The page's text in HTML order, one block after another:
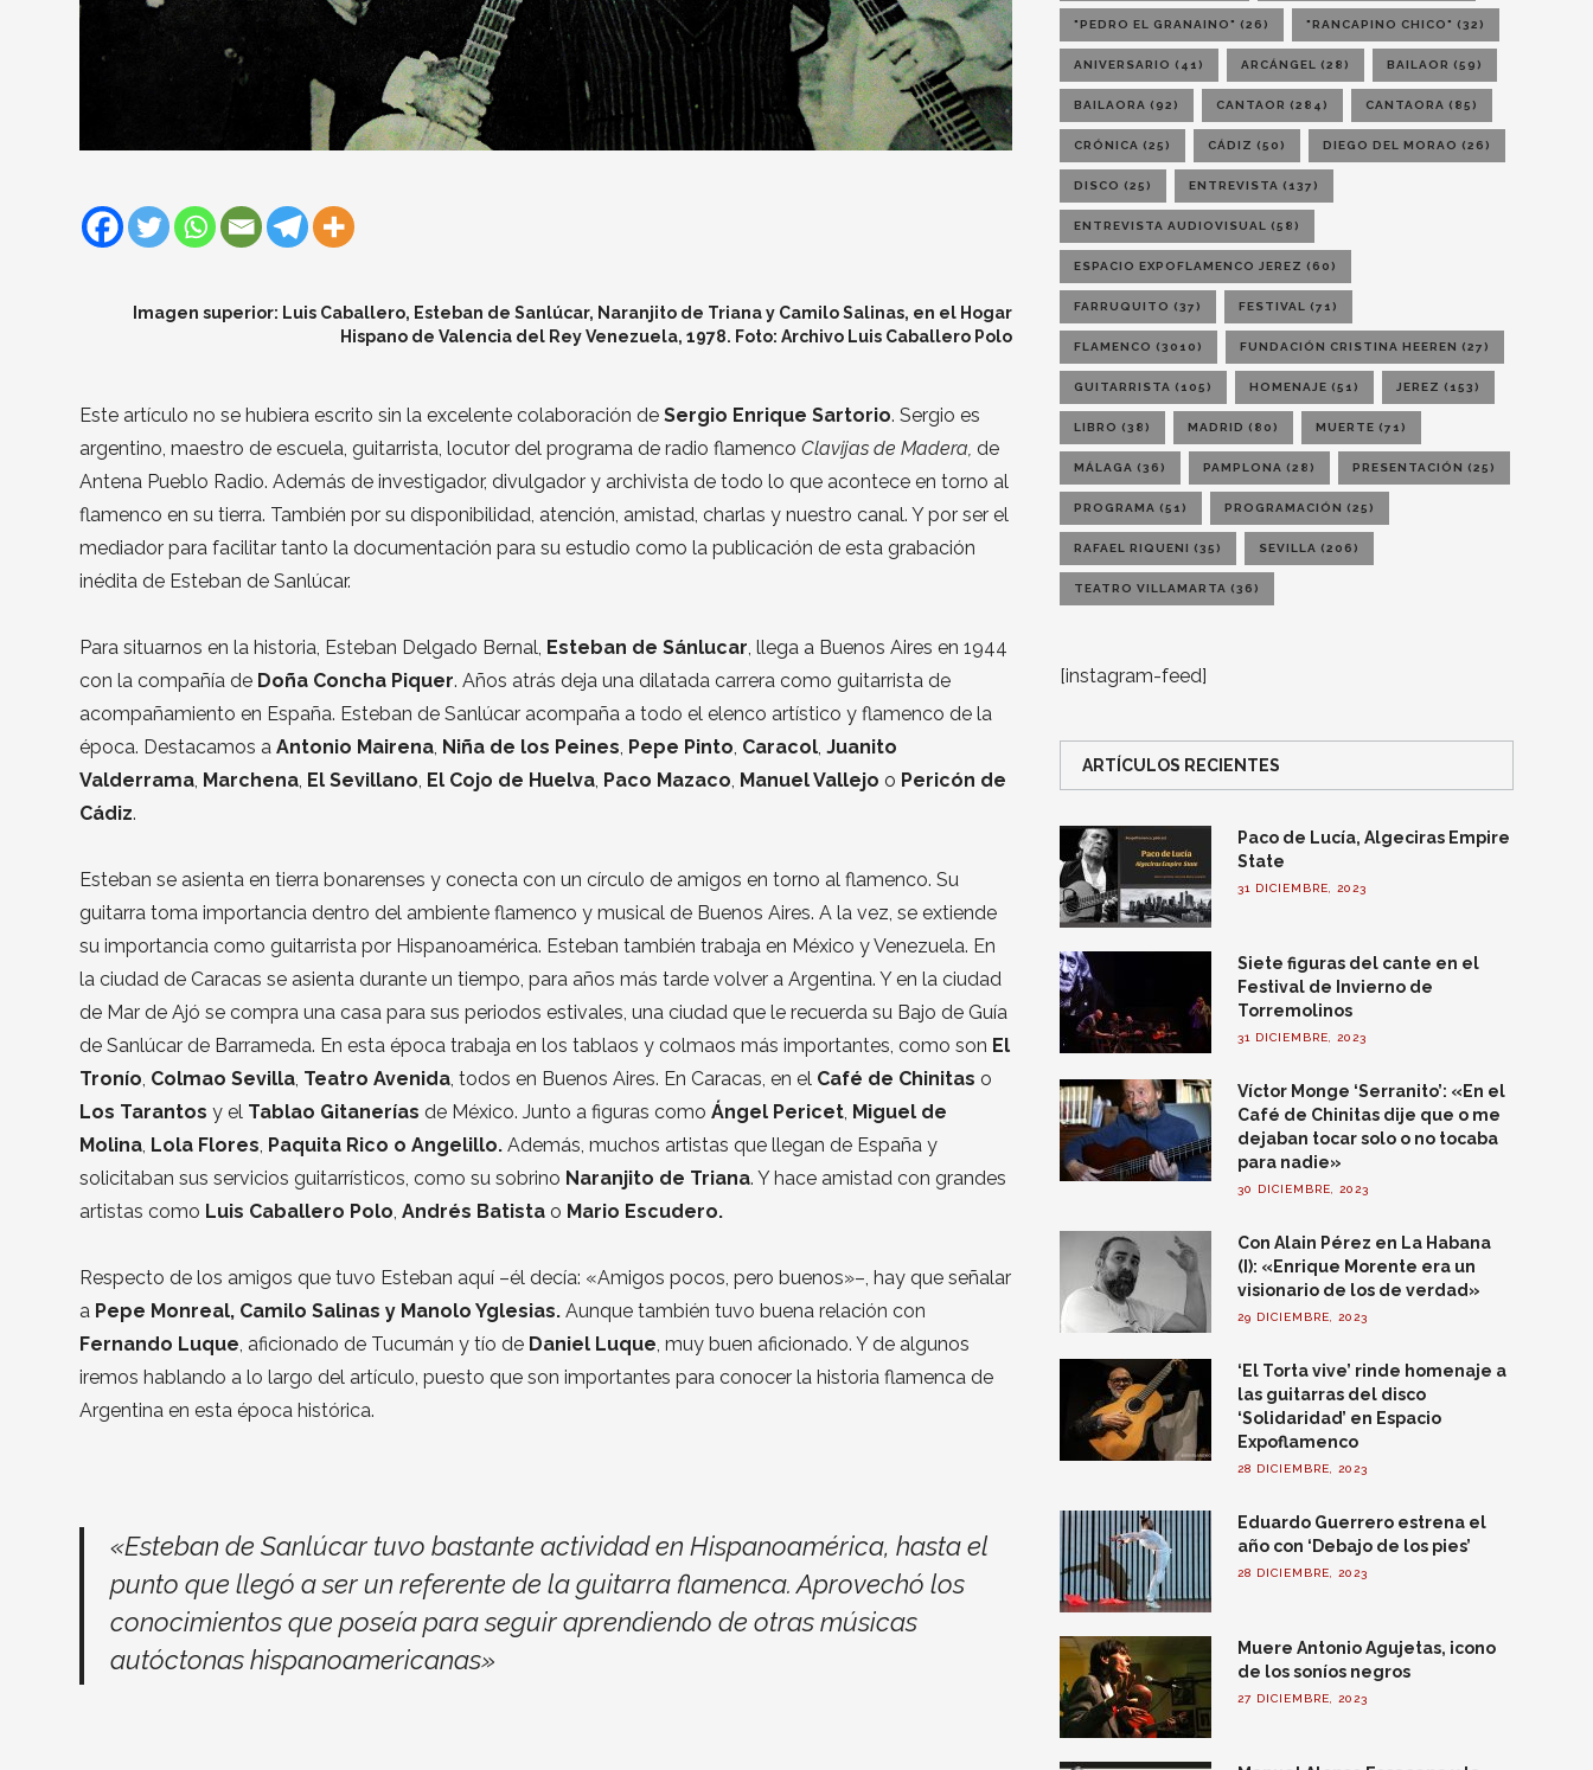
Imagen superior: Luis Caballero, Esteban de Sanlúcar, Naranjito de Triana y Camilo Salinas, en el Hogar
Hispano de Valencia del Rey Venezuela, 1978. Foto: Archivo Luis Caballero Polo
Este artículo no se hubiera escrito sin la excelente colaboración deSergio Enrique Sartorio. Sergio es
argentino, maestro de escuela, guitarrista, locutor del programa de radio flamencoClavijas de Madera,de
Antena Pueblo Radio. Además de investigador, divulgador y archivista de todo lo que acontece en torno al
flamenco en su tierra. También por su disponibilidad, atención, amistad, charlas y nuestro canal. Y por ser el
mediador para facilitar tanto la documentación para su estudio como la publicación de esta grabación
inédita de Esteban de Sanlúcar.
Para situarnos en la historia, Esteban Delgado Bernal, Esteban de Sánlucar, llega a Buenos Aires en 1944
con la compañía de Doña Concha Piquer. Años atrás deja una dilatada carrera como guitarrista de
acompañamiento en España. Esteban de Sanlúcar acompaña a todo el elenco artístico y flamenco de la
época. Destacamos aAntonio Mairena, Niña de los Peines, Pepe Pinto, Caracol,Juanito
Valderrama, Marchena, El Sevillano, El Cojo de Huelva, Paco Mazaco, Manuel Vallejo o Pericón de
Cádiz.
Esteban se asienta en tierra bonarenses y conecta con un círculo de amigos en torno al flamenco. Su
guitarra toma importancia dentro del ambiente flamenco y musical de Buenos Aires. A la vez, se extiende
su importancia como guitarrista por Hispanoamérica. Esteban también trabaja en México y Venezuela. En
la ciudad de Caracas se asienta durante un tiempo, para años más tarde volver a Argentina. Y en la ciudad
de Mar de Ajó se compra una casa para sus periodos estivales, una ciudad que le recuerda su Bajo de Guía
de Sanlúcar de Barrameda. En esta época trabaja en los tablaos y colmaos más importantes, como son El
Tronío, Colmao Sevilla, Teatro Avenida, todos en Buenos Aires. En Caracas, en el Café de Chinitas o
Los Tarantos y el Tablao Gitanerías de México. Junto a figuras comoÁngel Pericet, Miguel de
Molina, Lola Flores, Paquita Rico o Angelillo. Además, muchos artistas que llegan de España y
solicitaban sus servicios guitarrísticos, como su sobrino Naranjito de Triana. Y hace amistad con grandes
artistas como Luis Caballero Polo,Andrés Batista o Mario Escudero.
Respecto de los amigos que tuvo Esteban aquí –él decía: «Amigos pocos, pero buenos»–, hay que señalar
a Pepe Monreal, Camilo Salinas y Manolo Yglesias. Aunque también tuvo buena relación con
Fernando Luque, aficionado de Tucumán y tío de Daniel Luque, muy buen aficionado. Y de algunos
iremos hablando a lo largo del artículo, puesto que son importantes para conocer la historia flamenca de
Argentina en esta época histórica.
«Esteban de Sanlúcar tuvo bastante actividad en Hispanoamérica, hasta el
punto que llegó a ser un referente de la guitarra flamenca. Aprovechó los
conocimientos que poseía para seguir aprendiendo de otras músicas
autóctonas hispanoamericanas»
"PEDRO EL GRANAINO" (26) "RANCAPINO CHICO" (32)
ANIVERSARIO (41) ARCÁNGEL (28) BAILAOR (59)
BAILAORA (92) CANTAOR (284) CANTAORA (85)
CRÓNICA (25) CÁDIZ (50) DIEGO DEL MORAO (26)
DISCO (25) ENTREVISTA (137)
ENTREVISTA AUDIOVISUAL (58)
ESPACIO EXPOFLAMENCO JEREZ (60)
FARRUQUITO (37) FESTIVAL (71)
FLAMENCO (3010) FUNDACIÓN CRISTINA HEEREN (27)
GUITARRISTA (105) HOMENAJE (51) JEREZ (153)
LIBRO (38) MADRID (80) MUERTE (71)
MÁLAGA (36) PAMPLONA (28) PRESENTACIÓN (25)
PROGRAMA (51) PROGRAMACIÓN (25)
RAFAEL RIQUENI (35) SEVILLA (206)
TEATRO VILLAMARTA (36)
[instagram-feed]
ARTÍCULOS RECIENTES
Paco de Lucía, Algeciras Empire
State
31 DICIEMBRE, 2023
Siete figuras del cante en el
Festival de Invierno de
Torremolinos
31 DICIEMBRE, 2023
Víctor Monge ‘Serranito’: «En el
Café de Chinitas dije que o me
dejaban tocar solo o no tocaba
para nadie»
30 DICIEMBRE, 2023
Con Alain Pérez en La Habana
(I): «Enrique Morente era un
visionario de los de verdad»
29 DICIEMBRE, 2023
‘El Torta vive’ rinde homenaje a
las guitarras del disco
‘Solidaridad’ en Espacio
Expoflamenco
28 DICIEMBRE, 2023
Eduardo Guerrero estrena el
año con ‘Debajo de los pies’
28 DICIEMBRE, 2023
Muere Antonio Agujetas, icono
de los soníos negros
27 DICIEMBRE, 2023